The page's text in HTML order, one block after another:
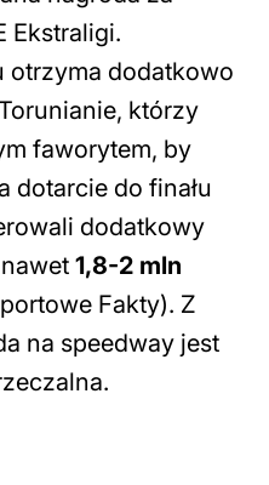
Ekstraligi.
otrzyma dodatkowo
którzy
faworytem, by
dotarcie do finału
dodatkowy
1,8-2 mln
Fakty). Z
na speedway jest